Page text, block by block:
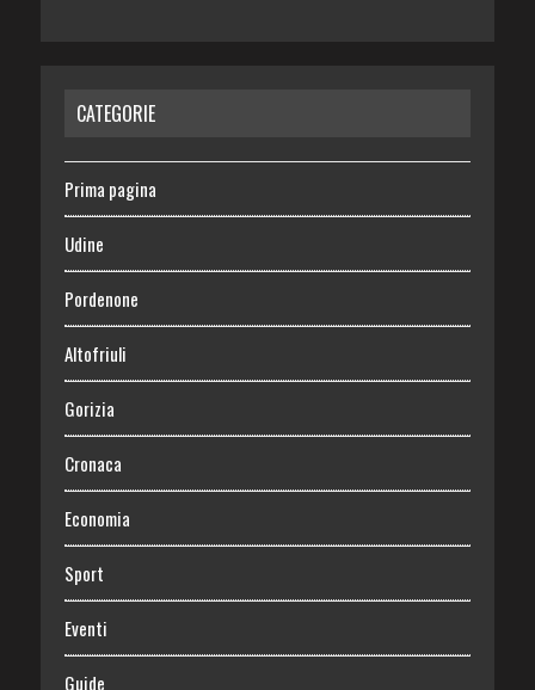
CATEGORIE
Prima pagina
Udine
Pordenone
Altofriuli
Gorizia
Cronaca
Economia
Sport
Eventi
Guide